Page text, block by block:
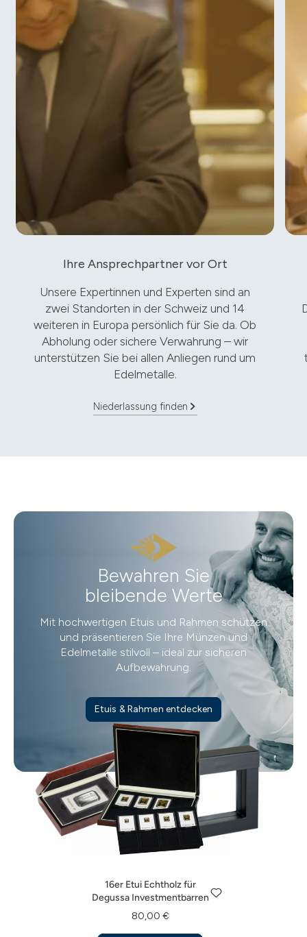
Ihre Ansprechpartner vor Ort
Unsere Expertinnen und Experten sind an
zwei Standorten in der Schweiz und 14
weiteren in Europa persönlich für Sie da. Ob
Abholung oder sichere Verwahrung – wir
unterstützen Sie bei allen Anliegen rund um
Edelmetalle.
Niederlassung finden
Bewahren Sie
bleibende Werte
Mit hochwertigen Etuis und Rahmen schützen
und präsentieren Sie Ihre Münzen und
Edelmetalle stilvoll – ideal zur sicheren
Aufbewahrung.
Etuis & Rahmen entdecken
Genauer ansehen
16er Etui Echtholz für
Degussa Investmentbarren
80,00 €